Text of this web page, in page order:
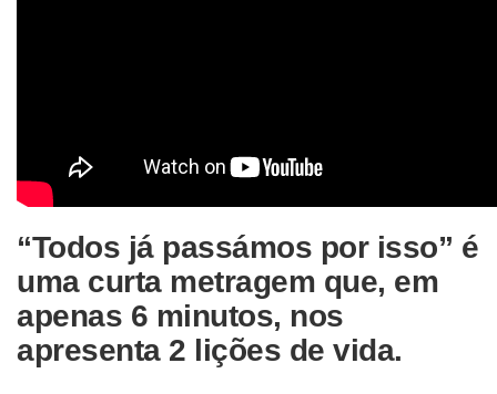
“Todos já passámos por isso” é
uma curta metragem que, em
apenas 6 minutos, nos
apresenta 2 lições de vida.